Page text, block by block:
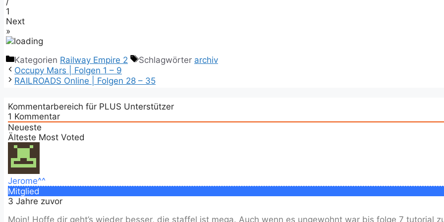
1
Next
»
Kategorien Railway Empire 2 Schlagwörter archiv
Occupy Mars | Folgen 1 – 9
RAILROADS Online | Folgen 28 – 35
Kommentarbereich für PLUS Unterstützer
1 Kommentar
Neueste
Älteste Most Voted
Jerome^^
Mitglied
3 Jahre zuvor
Moin! Hoffe dir geht’s wieder besser, die staffel ist mega. Auch wenn es ungewohnt war bis folge 7 tutorial